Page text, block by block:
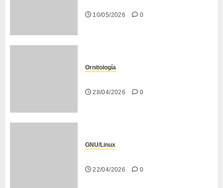
10/05/2026 0
Ornitología
28/04/2026 0
GNU/Linux
22/04/2026 0